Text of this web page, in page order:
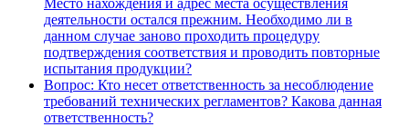
Место нахождения и адрес места осуществления
деятельности остался прежним. Необходимо ли в
данном случае заново проходить процедуру
подтверждения соответствия и проводить повторные
испытания продукции?
Вопрос: Кто несет ответственность за несоблюдение
требований технических регламентов? Какова данная
ответственность?